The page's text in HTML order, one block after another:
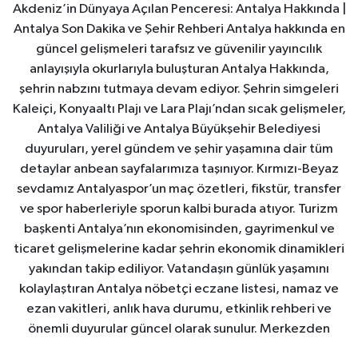
Akdeniz’in Dünyaya Açılan Penceresi: Antalya Hakkında |
Antalya Son Dakika ve Şehir Rehberi Antalya hakkında en
güncel gelişmeleri tarafsız ve güvenilir yayıncılık
anlayışıyla okurlarıyla buluşturan Antalya Hakkında,
şehrin nabzını tutmaya devam ediyor. Şehrin simgeleri
Kaleiçi, Konyaaltı Plajı ve Lara Plajı’ndan sıcak gelişmeler,
Antalya Valiliği ve Antalya Büyükşehir Belediyesi
duyuruları, yerel gündem ve şehir yaşamına dair tüm
detaylar anbean sayfalarımıza taşınıyor. Kırmızı-Beyaz
sevdamız Antalyaspor’un maç özetleri, fikstür, transfer
ve spor haberleriyle sporun kalbi burada atıyor. Turizm
başkenti Antalya’nın ekonomisinden, gayrimenkul ve
ticaret gelişmelerine kadar şehrin ekonomik dinamikleri
yakından takip ediliyor. Vatandaşın günlük yaşamını
kolaylaştıran Antalya nöbetçi eczane listesi, namaz ve
ezan vakitleri, anlık hava durumu, etkinlik rehberi ve
önemli duyurular güncel olarak sunulur. Merkezden